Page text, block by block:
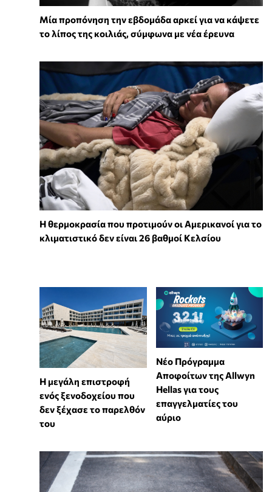
Μία προπόνηση την εβδομάδα αρκεί για να κάψετε
το λίπος της κοιλιάς, σύμφωνα με νέα έρευνα
Η θερμοκρασία που προτιμούν οι Αμερικανοί για το
κλιματιστικό δεν είναι 26 βαθμοί Κελσίου
Η μεγάλη επιστροφή
ενός ξενοδοχείου που
δεν ξέχασε το παρελθόν
του
Νέο Πρόγραμμα
Αποφοίτων της Allwyn
Hellas για τους
επαγγελματίες του
αύριο